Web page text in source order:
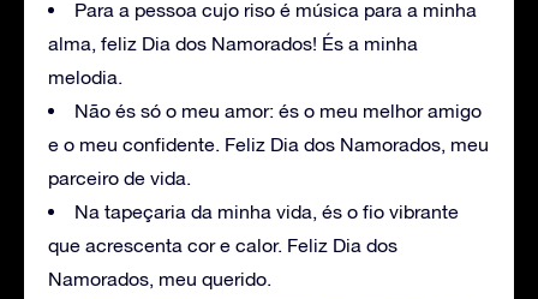
Para a pessoa cujo riso é música para a minha
alma, feliz Dia dos Namorados! És a minha
melodia.
Não és só o meu amor: és o meu melhor amigo
e o meu confidente. Feliz Dia dos Namorados, meu
parceiro de vida.
Na tapeçaria da minha vida, és o fio vibrante
que acrescenta cor e calor. Feliz Dia dos
Namorados, meu querido.